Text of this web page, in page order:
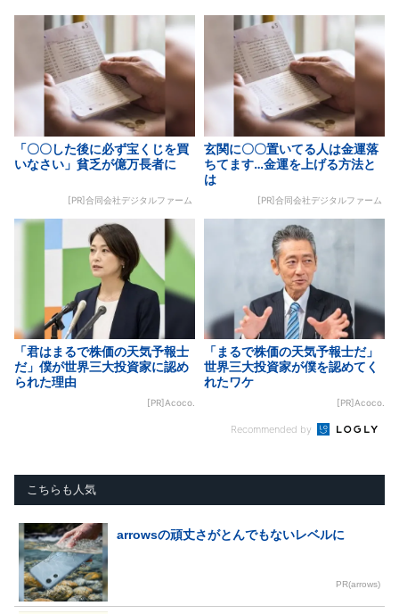
「〇〇した後に必ず宝くじを買
いなさい」貧乏が億万長者に
[PR]合同会社デジタルファーム
玄関に〇〇置いてる人は金運落
ちてます…金運を上げる方法と
は
[PR]合同会社デジタルファーム
「君はまるで株価の天気予報士
だ」僕が世界三大投資家に認め
られた理由
[PR]Acoco.
「まるで株価の天気予報士だ」
世界三大投資家が僕を認めてく
れたワケ
[PR]Acoco.
Recommended by
こちらも人気
arrowsの頑丈さがとんでもないレベルに
PR(arrows)